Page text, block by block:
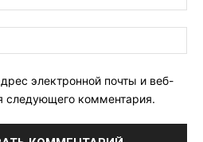
электронной почты и веб-
следующего комментария.